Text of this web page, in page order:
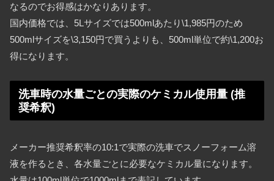
なるのでお得感はかなりあります。
国内価格では、5Lサイズでは500mlあたり\1,985円のため
500mlサイズを\3,150円で買うよりも、500ml単位で約\1,200お
得になります。
洗車時の水量ごとの実際のケミカル使用量 (推
奨希釈)
メーカー推奨希釈率の10:1で実際の洗車でスノーフォーム溶
液を作るとき、各水量ごとに必要なケミカル量になります。